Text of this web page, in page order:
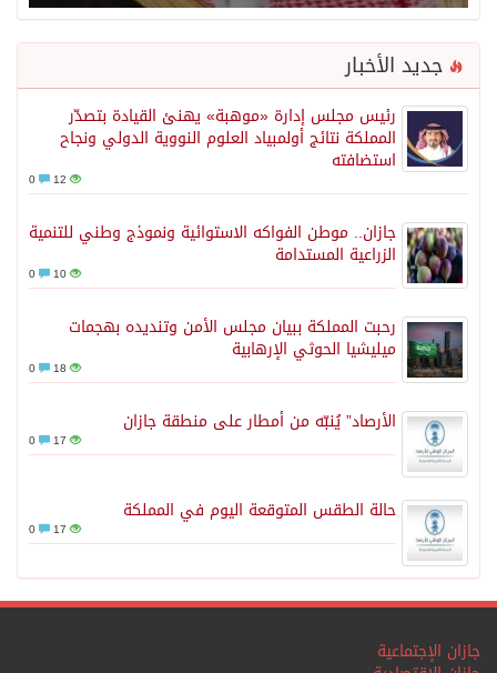
جديد الأخبار
رئيس مجلس إدارة «موهبة» يهنئ القيادة بتصدّر
المملكة نتائج أولمبياد العلوم النووية الدولي ونجاح
استضافته
12
جازان.. موطن الفواكه الاستوائية ونموذج وطني للتنمية
الزراعية المستدامة
10
رحبت المملكة ببيان مجلس الأمن وتنديده بهجمات
ميليشيا الحوثي الإرهابية
18
الأرصاد” يُنبّه من أمطار على منطقة جازان
17
حالة الطقس المتوقعة اليوم في المملكة
17
جازان الإجتماعية